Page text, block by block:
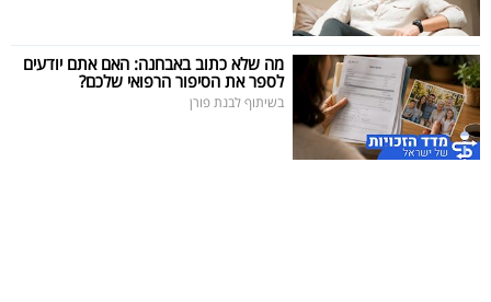
מה שלא כתוב באבחנה: האם אתם יודעים
לספר את הסיפור הרפואי שלכם?
בשיתוף לבנת פורן